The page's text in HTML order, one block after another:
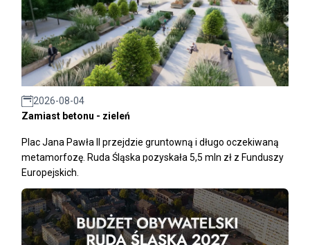
2026-08-04
Zamiast betonu - zieleń
Plac Jana Pawła II przejdzie gruntowną i długo oczekiwaną
metamorfozę. Ruda Śląska pozyskała 5,5 mln zł z Funduszy
Europejskich.